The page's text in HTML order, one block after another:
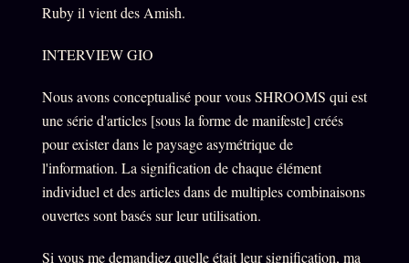
Ruby il vient des Amish.
INTERVIEW GIO
Nous avons conceptualisé pour vous SHROOMS qui est
une série d'articles [sous la forme de manifeste] créés
pour exister dans le paysage asymétrique de
l'information. La signification de chaque élément
individuel et des articles dans de multiples combinaisons
ouvertes sont basés sur leur utilisation.
Si vous me demandiez quelle était leur signification, ma